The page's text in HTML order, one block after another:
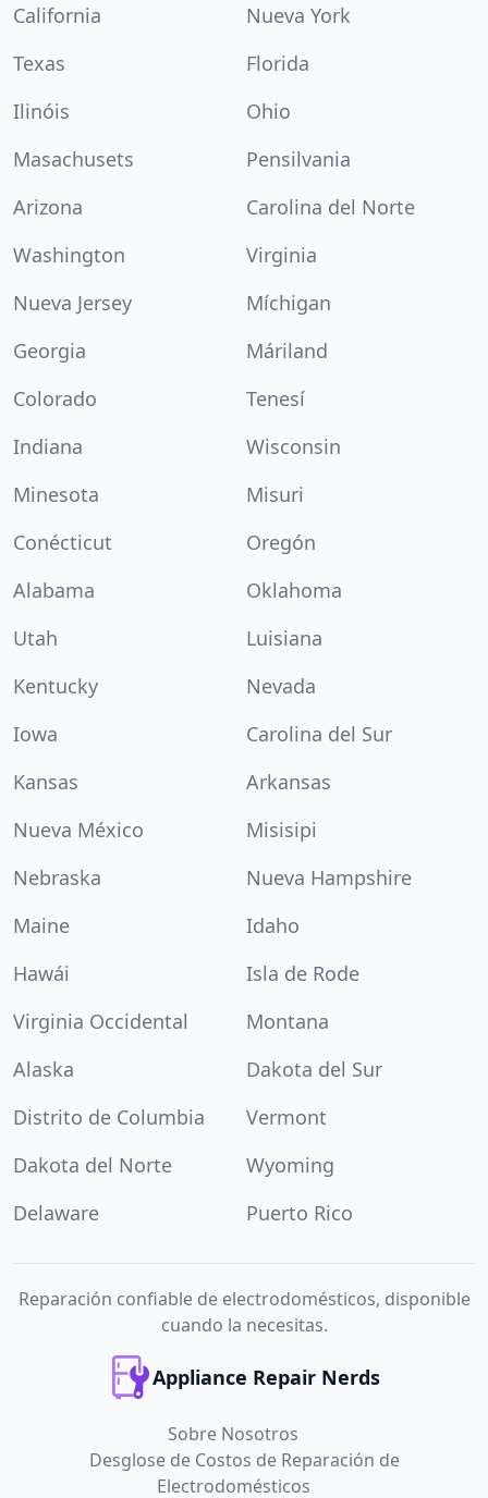
California
Nueva York
Texas
Florida
Ilinóis
Ohio
Masachusets
Pensilvania
Arizona
Carolina del Norte
Washington
Virginia
Nueva Jersey
Míchigan
Georgia
Máriland
Colorado
Tenesí
Indiana
Wisconsin
Minesota
Misuri
Conécticut
Oregón
Alabama
Oklahoma
Utah
Luisiana
Kentucky
Nevada
Iowa
Carolina del Sur
Kansas
Arkansas
Nueva México
Misisipi
Nebraska
Nueva Hampshire
Maine
Idaho
Hawái
Isla de Rode
Virginia Occidental
Montana
Alaska
Dakota del Sur
Distrito de Columbia
Vermont
Dakota del Norte
Wyoming
Delaware
Puerto Rico
Reparación confiable de electrodomésticos, disponible
cuando la necesitas.
Appliance Repair Nerds
Sobre Nosotros
Desglose de Costos de Reparación de
Electrodomésticos